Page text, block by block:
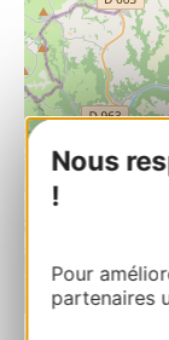
Nous
!
Pour
partenaires